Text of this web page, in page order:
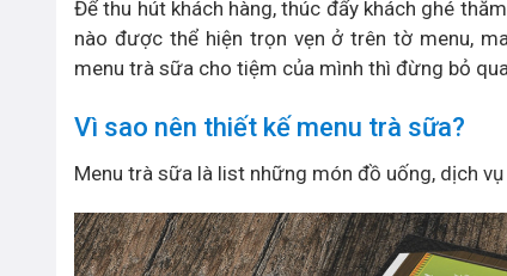
Để thu hút khách hàng, thúc đẩy khách ghé
nào được thể hiện trọn vẹn ở trên tờ menu,
menu trà sữa cho tiệm của mình thì đừng bỏ
Vì sao nên thiết kế menu trà sữa?
Menu trà sữa là list những món đồ uống, dịch